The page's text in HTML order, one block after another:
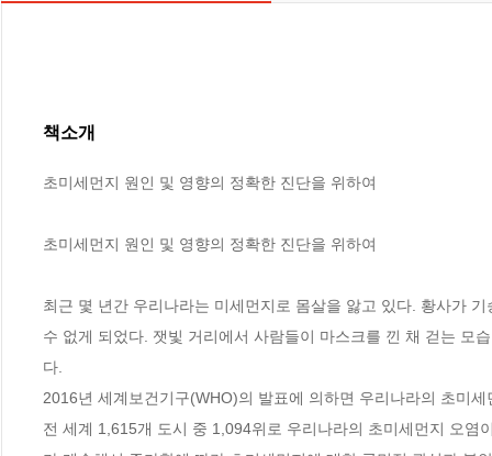
책소개
초미세먼지 원인 및 영향의 정확한 진단을 위하여
초미세먼지 원인 및 영향의 정확한 진단을 위하여
최근 몇 년간 우리나라는 미세먼지로 몸살을 앓고 있다. 황사가
수 없게 되었다. 잿빛 거리에서 사람들이 마스크를 낀 채 걷는 모
다.
2016년 세계보건기구(WHO)의 발표에 의하면 우리나라의 초미
전 세계 1,615개 도시 중 1,094위로 우리나라의 초미세먼지 오